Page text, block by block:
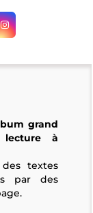
grand
à
textes
par des